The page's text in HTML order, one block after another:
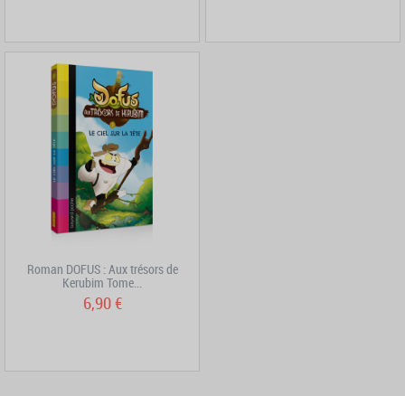
Roman DOFUS : Aux trésors de
Kerubim Tome...
6,90 €